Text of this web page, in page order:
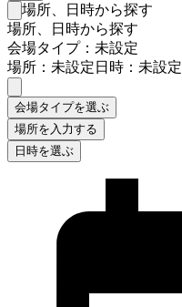
検索フォームを閉じる
場所、日時から探す
場所、日時から探す
会場タイプ：未設定
場所：未設定日時：未設定
会場タイプを選ぶ
場所を入力する
日時を選ぶ